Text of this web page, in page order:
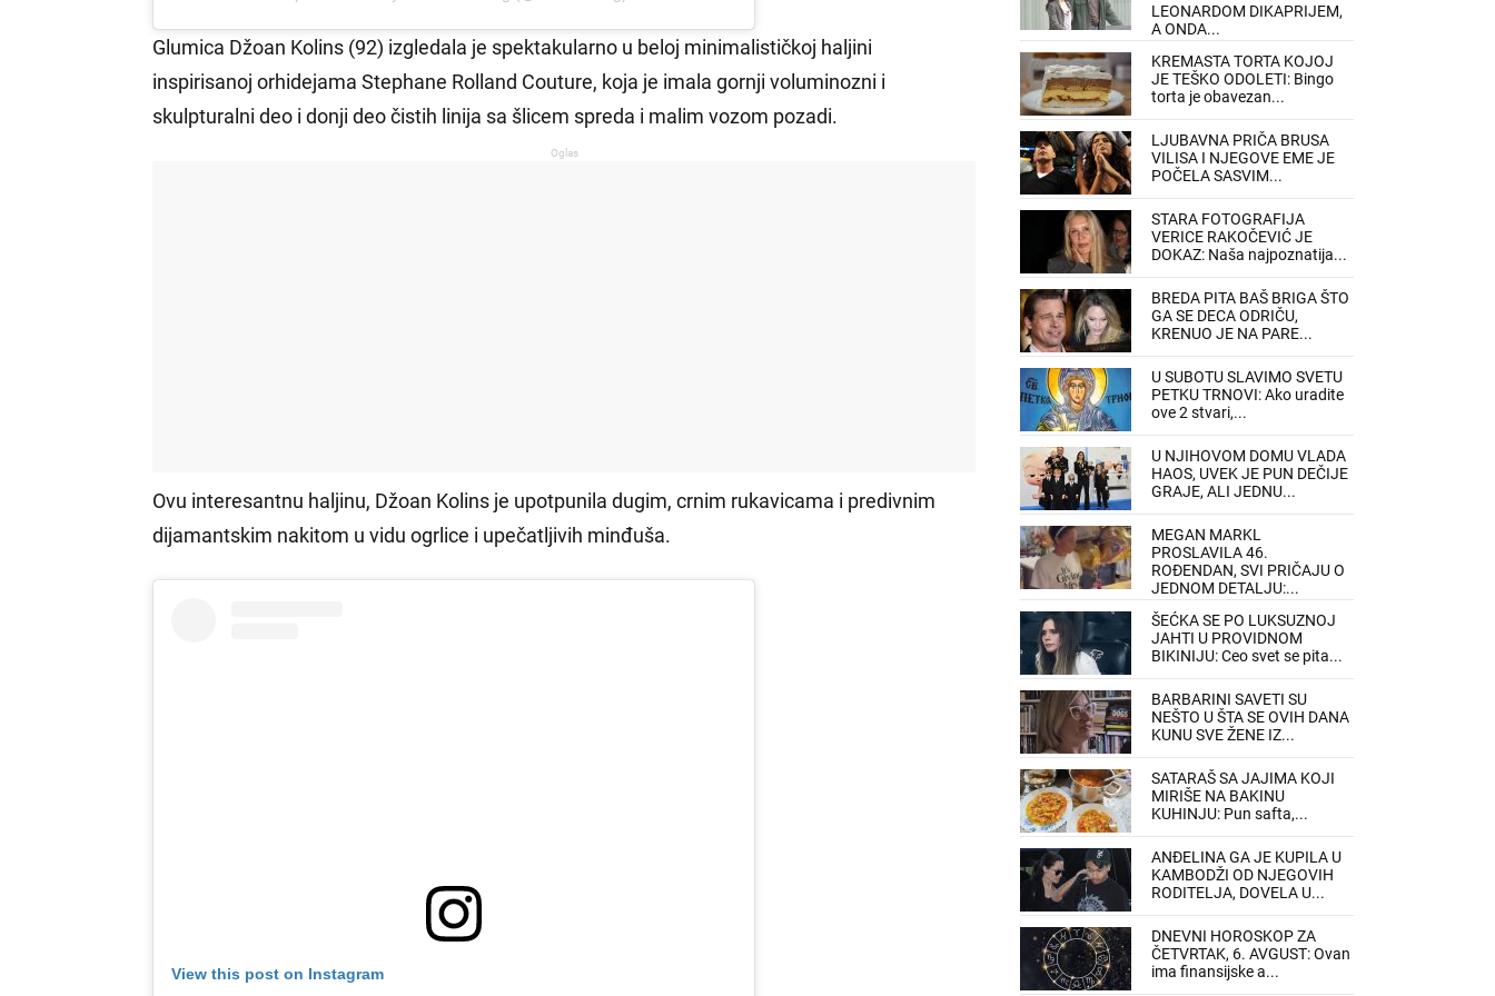
Glumica Džoan Kolins (92) izgledala je spektakularno u beloj minimalističkoj haljini
inspirisanoj orhidejama Stephane Rolland Couture, koja je imala gornji voluminozni i
skulpturalni deo i donji deo čistih linija sa šlicem spreda i malim vozom pozadi.
Oglas
Ovu interesantnu haljinu, Džoan Kolins je upotpunila dugim, crnim rukavicama i predivnim
dijamantskim nakitom u vidu ogrlice i upečatljivih minđuša.
View this post on Instagram
LEONARDOM DIKAPRIJEM,
A ONDA...
KREMASTA TORTA KOJOJ
JE TEŠKO ODOLETI: Bingo
torta je obavezan...
LJUBAVNA PRIČA BRUSA
VILISA I NJEGOVE EME JE
POČELA SASVIM...
STARA FOTOGRAFIJA
VERICE RAKOČEVIĆ JE
DOKAZ: Naša najpoznatija...
BREDA PITA BAŠ BRIGA ŠTO
GA SE DECA ODRIČU,
KRENUO JE NA PARE...
U SUBOTU SLAVIMO SVETU
PETKU TRNOVI: Ako uradite
ove 2 stvari,...
U NJIHOVOM DOMU VLADA
HAOS, UVEK JE PUN DEČIJE
GRAJE, ALI JEDNU...
MEGAN MARKL
PROSLAVILA 46.
ROĐENDAN, SVI PRIČAJU O
JEDNOM DETALJU:...
ŠEĆKA SE PO LUKSUZNOJ
JAHTI U PROVIDNOM
BIKINIJU: Ceo svet se pita...
BARBARINI SAVETI SU
NEŠTO U ŠTA SE OVIH DANA
KUNU SVE ŽENE IZ...
SATARAŠ SA JAJIMA KOJI
MIRIŠE NA BAKINU
KUHINJU: Pun safta,...
ANĐELINA GA JE KUPILA U
KAMBODŽI OD NJEGOVIH
RODITELJA, DOVELA U...
DNEVNI HOROSKOP ZA
ČETVRTAK, 6. AVGUST: Ovan
ima finansijske a...